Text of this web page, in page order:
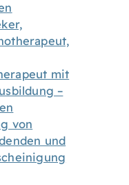
mit
–
von
und